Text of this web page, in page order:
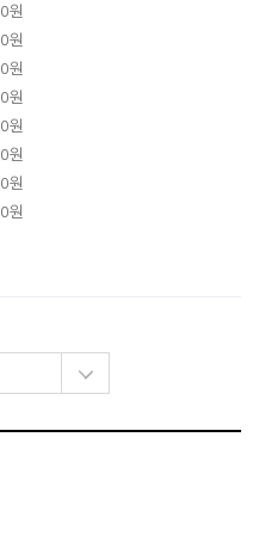
원
원
원
원
원
원
원
원